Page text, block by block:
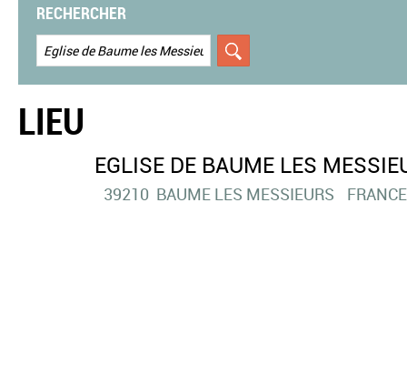
RECHERCHER
LIEU
EGLISE DE BAUME LES
39210 BAUME LES MESSIEURS FRANCE